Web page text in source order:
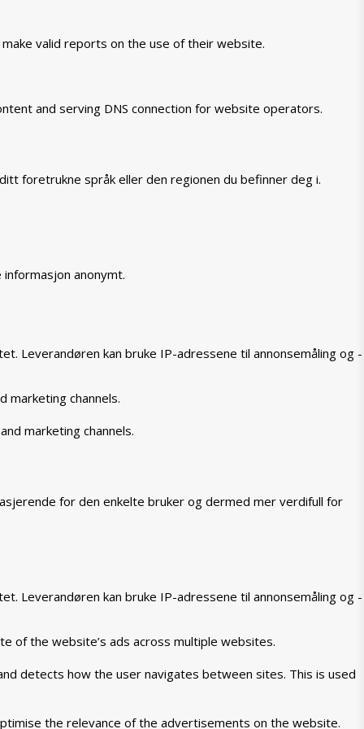
valid reports on the use of their website.
and serving DNS connection for website operators.
foretrukne språk eller den regionen du befinner deg i.
anonymt.
Leverandøren kan bruke IP-adressene til annonsemåling og -
marketing channels.
marketing channels.
for den enkelte bruker og dermed mer verdifull for
Leverandøren kan bruke IP-adressene til annonsemåling og -
of the website’s ads across multiple websites.
detects how the user navigates between sites. This is used
the relevance of the advertisements on the website.